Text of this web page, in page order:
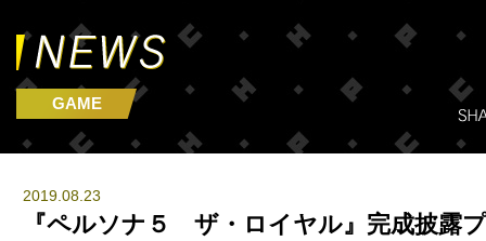
GAME
2019.08.23
『ペルソナ５ ザ・ロイヤル』完成披露